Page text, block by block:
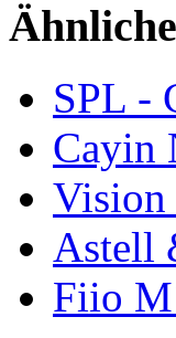
SPL -
Cayin
Vision
Astell
Fiio